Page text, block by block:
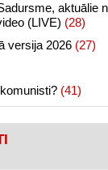
aktuālie
(LIVE) (28)
versija 2026 (27)
(41)